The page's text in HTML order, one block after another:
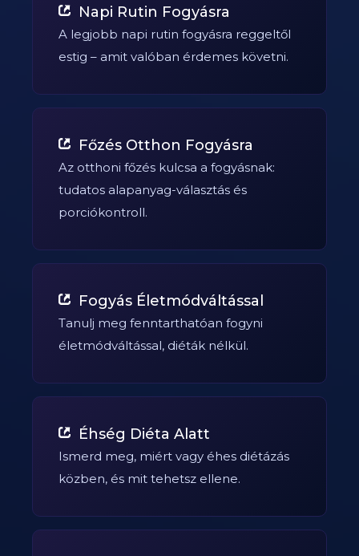
Napi Rutin Fogyásra
A legjobb napi rutin fogyásra reggeltől
estig – amit valóban érdemes követni.
Főzés Otthon Fogyásra
Az otthoni főzés kulcsa a fogyásnak:
tudatos alapanyag-választás és
porciókontroll.
Fogyás Életmódváltással
Tanulj meg fenntarthatóan fogyni
életmódváltással, diéták nélkül.
Éhség Diéta Alatt
Ismerd meg, miért vagy éhes diétázás
közben, és mit tehetsz ellene.